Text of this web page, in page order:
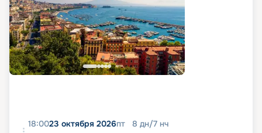
18:0023 октября 2026пт 8 дн/7 нч